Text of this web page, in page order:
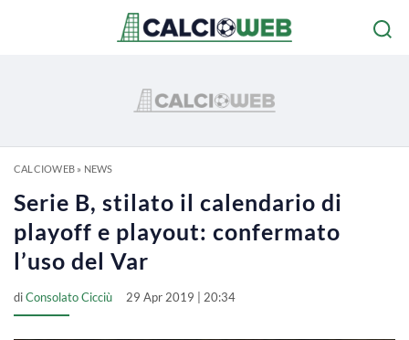
CALCIOWEB» NEWS
Serie B, stilato il calendario di
playoff e playout: confermato
l’uso del Var
diConsolato Cicciù 29 Apr 2019 | 20:34